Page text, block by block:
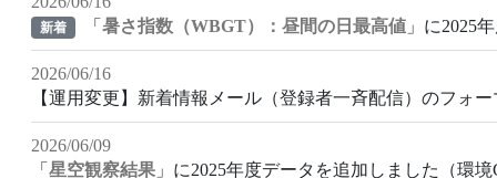
新着 「 暑さ指数（WBGT）：昼間の日最高値」に2025
2026/06/16
【運用変更】新着情報メール（登録者一斉配信）のフォ
2026/06/09
「 星空観察結果 」に2025年度データを追加しました（環